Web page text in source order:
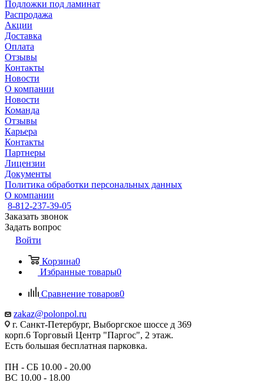
Подложки под ламинат
Распродажа
Акции
Доставка
Оплата
Отзывы
Контакты
Новости
О компании
Новости
Команда
Отзывы
Карьера
Контакты
Партнеры
Лицензии
Документы
Политика обработки персональных данных
О компании
8-812-237-39-05
Заказать звонок
Задать вопрос
Войти
Корзина0
Избранные товары0
Сравнение товаров0
zakaz@polonpol.ru
г. Санкт-Петербург, Выборгское шоссе д 369
корп.6 Торговый Центр "Паргос", 2 этаж.
Есть большая бесплатная парковка.
ПН - СБ 10.00 - 20.00
ВС 10.00 - 18.00